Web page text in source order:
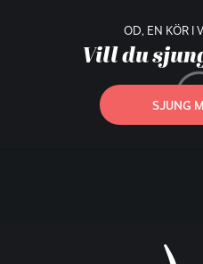
OD, EN KÖR I
Vill du
SJUNG